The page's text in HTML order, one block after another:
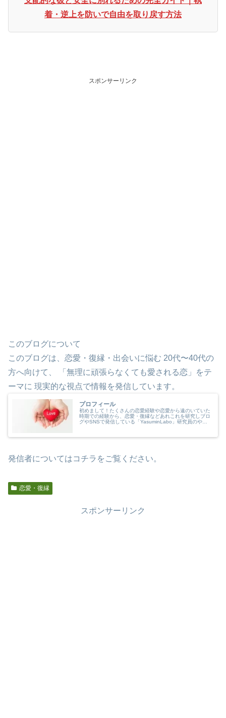
着・逆上を防いで自由を取り戻す方法
スポンサーリンク
このブログについて
このブログは、恋愛・復縁・出会いに悩む 20代〜40代の
方へ向けて、 「無理に頑張らなくても愛される恋」をテ
ーマに 現実的な視点で情報を発信しています。
プロフィール
初めまして！たくさんの恋愛経験や恋愛から遠のいていた
時期での経験から、恋愛・復縁などあれこれを研究しブロ
グやSNSで発信している「YasuminLabo」研究員のやす
発信者についてはコチラをご覧ください。
恋愛・復縁
スポンサーリンク